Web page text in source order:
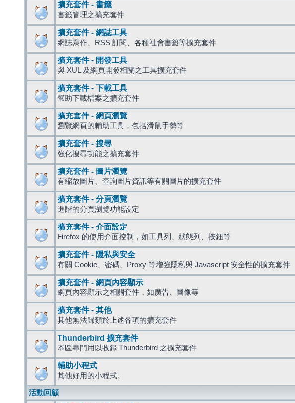
擴充套件 - 書籤
書籤管理之擴充套件
擴充套件 - 網誌工具
網誌寫作、RSS 訂閱、各種社會書籤等擴充套件
擴充套件 - 開發工具
與 XUL 及網頁開發相關之工具擴充套件
擴充套件 - 下載工具
幫助下載檔案之擴充套件
擴充套件 - 網頁瀏覽
瀏覽網頁的輔助工具，包括滑鼠手勢等
擴充套件 - 搜尋
強化搜尋功能之擴充套件
擴充套件 - 圖片瀏覽
有縮放圖片、查詢圖片資訊等有關圖片的擴充套件
擴充套件 - 分頁瀏覽
進階的分頁瀏覽功能設定
擴充套件 - 介面設定
Firefox 的使用介面控制，如工具列、狀態列、按鈕等
擴充套件 - 隱私與安全
有關 Cookie、密碼、Proxy 等增強隱私與 Javascript 安全性的擴充套件
擴充套件 - 網頁內容顯示
網頁內容顯示之相關套件，如廣告、圖像等
擴充套件 - 其他
其他無法歸類於上述各項的擴充套件
Thunderbird 擴充套件
本區專門用以收錄 Thunderbird 之擴充套件
輔助小程式
其他好用的小程式。
活動回顧